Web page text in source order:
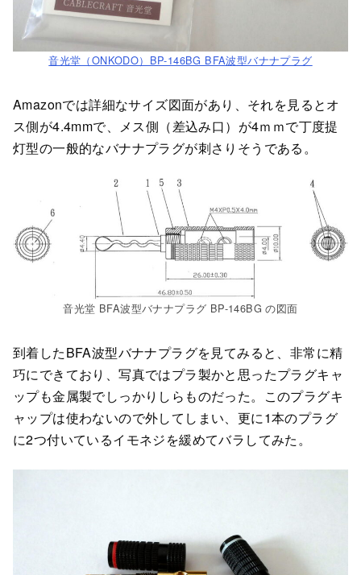
音光堂（ONKODO）BP-146BG BFA波型バナナプラグ
Amazonでは詳細なサイズ図面があり、それを見るとオ
ス側が4.4mmで、メス側（差込み口）が4ｍｍで丁度提
灯型の一般的なバナナプラグが刺さりそうである。
音光堂 BFA波型バナナプラグ BP-146BG の図面
到着したBFA波型バナナプラグを見てみると、非常に精
巧にできており、写真ではプラ製かと思ったプラグキャ
ップも金属製でしっかりしらものだった。このプラグキ
ャップは使わないので外してしまい、更に1本のプラグ
に2つ付いているイモネジを緩めてバラしてみた。